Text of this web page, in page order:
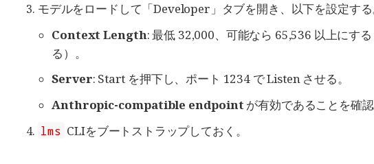
モデルをロードして「Developer」タブを開き、以下を設定する
Context Length: 最低 32,000、可能なら 65,536 以上にす
る）。
Server: Start を押下し、ポート 1234 で Listen させる。
Anthropic-compatible endpoint が有効であることを確
lms CLIをブートストラップしておく。